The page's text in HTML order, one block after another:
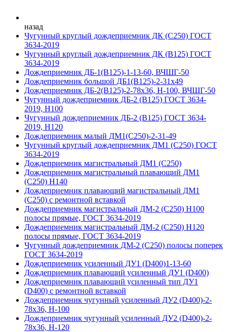
назад
Чугунный круглый дождеприемник ДК (С250) ГОСТ
3634-2019
Чугунный круглый дождеприемник ДК (В125) ГОСТ
3634-2019
Дождеприемник ДБ-1(В125)-1-13-60, ВЧШГ-50
Дождеприемник большой ДБ1(В125)-2-31х49
Дождеприемник ДБ-2(В125)-2-78х36, Н-100, ВЧШГ-50
Чугунный дождеприемник ДБ-2 (B125) ГОСТ 3634-
2019, Н100
Чугунный дождеприемник ДБ-2 (B125) ГОСТ 3634-
2019, H120
Дождеприемник малый ДМ1(С250)-2-31-49
Чугунный круглый дождеприемник ДМ1 (С250) ГОСТ
3634-2019
Дождеприемник магистральный ДМ1 (С250)
Дождеприемник магистральный плавающий ДМ1
(С250) H140
Дождеприемник плавающий магистральный ДМ1
(С250) с ремонтной вставкой
Дождеприемник магистральный ДМ-2 (С250) H100
полосы прямые, ГОСТ 3634-2019
Дождеприемник магистральный ДМ-2 (С250) H120
полосы прямые, ГОСТ 3634-2019
Чугунный дождеприемник ДМ-2 (C250) полосы поперек
ГОСТ 3634-2019
Дождеприемник усиленный ДУ1 (D400)1-13-60
Дождеприемник плавающий усиленный ДУ1 (D400)
Дождеприемник плавающий усиленный тип ДУ1
(D400) с ремонтной вставкой
Дождеприемник чугунный усиленный ДУ2 (D400)-2-
78х36, Н-100
Дождеприемник чугунный усиленный ДУ2 (D400)-2-
78х36, Н-120